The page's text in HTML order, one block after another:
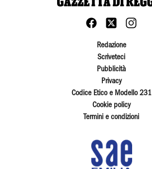
Redazione
Scriveteci
Pubblicità
Privacy
Codice Etico e Modello 231
Cookie policy
Termini e condizioni